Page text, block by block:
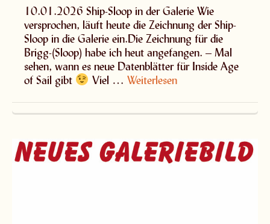
10.01.2026 Ship-Sloop in der Galerie Wie
versprochen, läuft heute die Zeichnung der Ship-
Sloop in die Galerie ein.Die Zeichnung für die
Brigg-(Sloop) habe ich heut angefangen. – Mal
sehen, wann es neue Datenblätter für Inside Age
of Sail gibt
Viel … Weiterlesen